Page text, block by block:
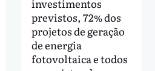
investimentos
previstos, 72% dos
projetos de geração
de energia
fotovoltaica e todos